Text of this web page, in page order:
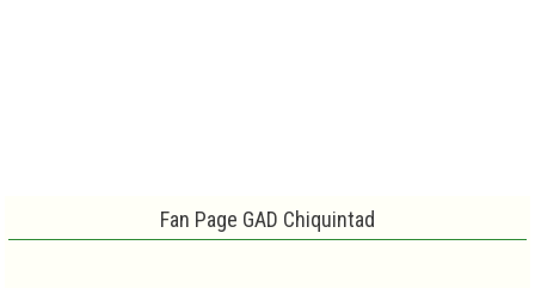
Fan Page GAD Chiquintad